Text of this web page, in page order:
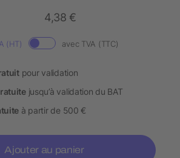
4,38 €
(HT) avec TVA (TTC)
pour validation
jusqu’à validation du BAT
à partir de 500 €
Ajouter au panier